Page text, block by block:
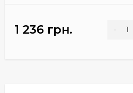
1 236 грн. -